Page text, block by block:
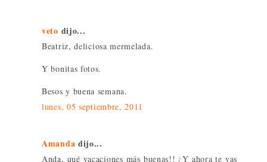
veto dijo...
Beatriz, deliciosa mermelada.
Y bonitas fotos.
Besos y buena semana.
lunes, 05 septiembre, 2011
Amanda dijo...
Anda, qué vacaciones más buenas!! ¿Y ahora te vas